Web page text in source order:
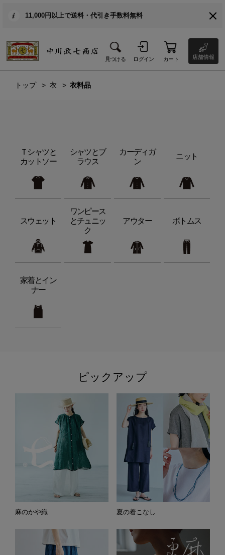
11,000円以上で送料・代引き手数料無料
見つける ログイン カート 店舗情報
トップ 衣 衣料品
Ｔシャツと
カットソー
シャツとブ
ラウス
カーディガ
ン
ニット
スウェット
ワンピース
とチュニッ
ク
アウター ボトムス
家着とイン
ナー
ピックアップ
麻のかや織 夏の着こなし